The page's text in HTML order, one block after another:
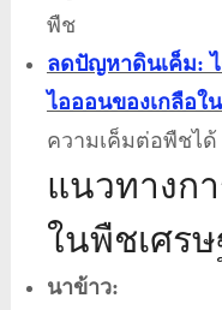
พืช
ลดปัญหาดินเค็ม:
ไอออนของเกลือใ
ความเค็มต่อพืชได้
แนวทางก
ในพืชเศร
นาข้าว: